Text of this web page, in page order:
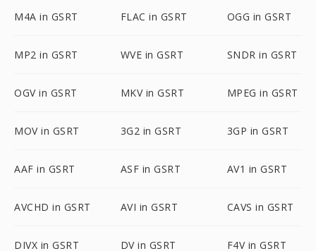
M4A in GSRT FLAC in GSRT OGG in GSRT
MP2 in GSRT WVE in GSRT SNDR in GSRT
OGV in GSRT MKV in GSRT MPEG in GSRT
MOV in GSRT 3G2 in GSRT 3GP in GSRT
AAF in GSRT ASF in GSRT AV1 in GSRT
AVCHD in GSRT AVI in GSRT CAVS in GSRT
DIVX in GSRT DV in GSRT F4V in GSRT